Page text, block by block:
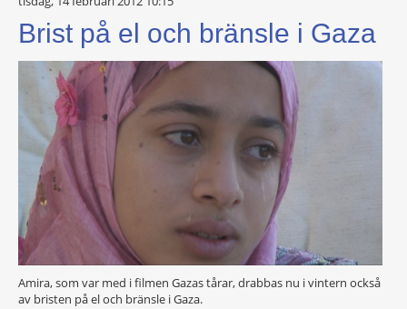
Brist på el och bränsle i Gaza
Amira, som var med i filmen Gazas tårar, drabbas nu i vintern också
av bristen på el och bränsle i Gaza.